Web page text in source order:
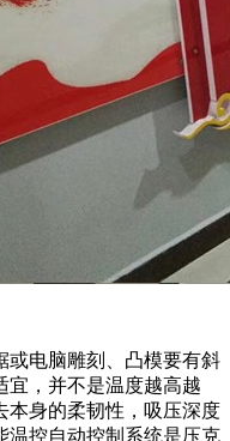
或电脑雕刻、凸模要有斜
宜，并不是温度越高越
本身的柔韧性，吸压深度
温控自动控制系统是压克